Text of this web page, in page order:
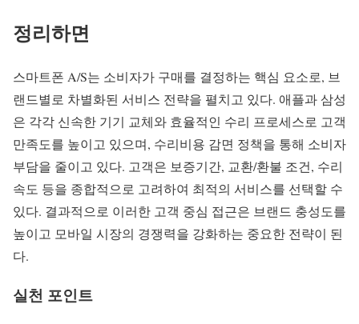
정리하면
스마트폰 A/S는 소비자가 구매를 결정하는 핵심 요소로, 브
랜드별로 차별화된 서비스 전략을 펼치고 있다. 애플과 삼성
은 각각 신속한 기기 교체와 효율적인 수리 프로세스로 고객
만족도를 높이고 있으며, 수리비용 감면 정책을 통해 소비자
부담을 줄이고 있다. 고객은 보증기간, 교환/환불 조건, 수리
속도 등을 종합적으로 고려하여 최적의 서비스를 선택할 수
있다. 결과적으로 이러한 고객 중심 접근은 브랜드 충성도를
높이고 모바일 시장의 경쟁력을 강화하는 중요한 전략이 된
다.
실천 포인트